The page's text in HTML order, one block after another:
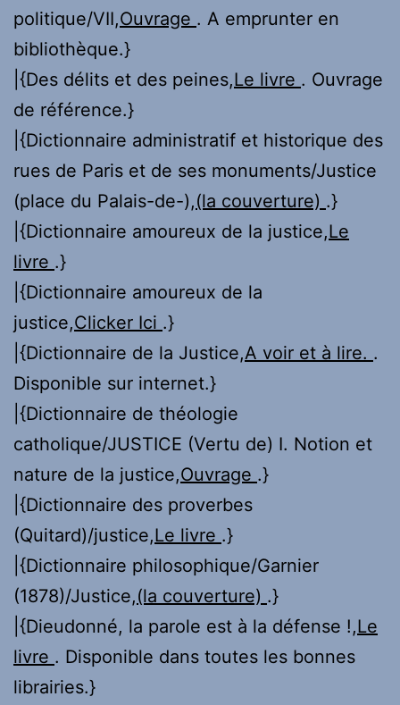
politique/VII,Ouvrage . A emprunter en
bibliothèque.}
|{Des délits et des peines,Le livre . Ouvrage
de référence.}
|{Dictionnaire administratif et historique des
rues de Paris et de ses monuments/Justice
(place du Palais-de-),(la couverture) .}
|{Dictionnaire amoureux de la justice,Le
livre .}
|{Dictionnaire amoureux de la
justice,Clicker Ici .}
|{Dictionnaire de la Justice,A voir et à lire. .
Disponible sur internet.}
|{Dictionnaire de théologie
catholique/JUSTICE (Vertu de) I. Notion et
nature de la justice,Ouvrage .}
|{Dictionnaire des proverbes
(Quitard)/justice,Le livre .}
|{Dictionnaire philosophique/Garnier
(1878)/Justice,(la couverture) .}
|{Dieudonné, la parole est à la défense !,Le
livre . Disponible dans toutes les bonnes
librairies.}